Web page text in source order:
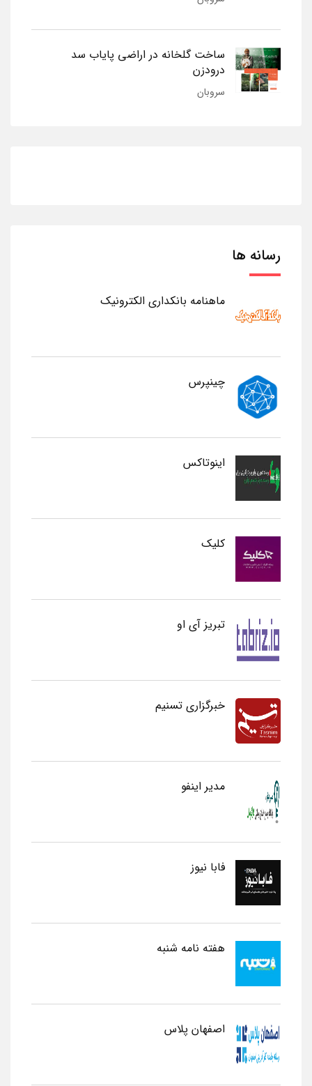
ساخت گلخانه در اراضی پایاب سد
درودزن
سروبان
رسانه ها
ماهنامه بانکداری الکترونیک
چینپرس
اینوتاکس
کلیک
تبریز آی او
خبرگزاری تسنیم
مدیر اینفو
فابا نیوز
هفته نامه شنبه
اصفهان پلاس